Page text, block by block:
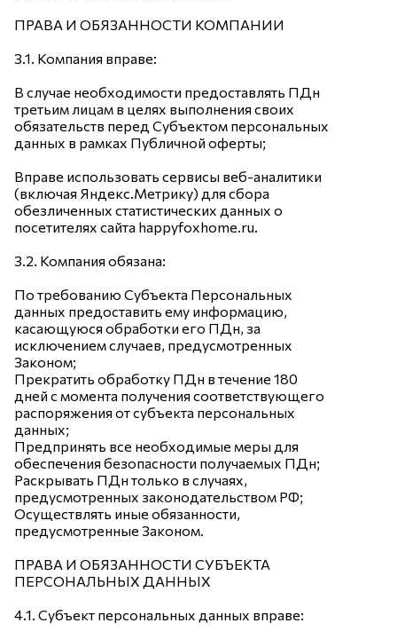
ПРАВА И ОБЯЗАННОСТИ КОМПАНИИ
3.1. Компания вправе:
В случае необходимости предоставлять ПДн
третьим лицам в целях выполнения своих
обязательств перед Субъектом персональных
данных в рамках Публичной оферты;
Вправе использовать сервисы веб-аналитики
(включая Яндекс.Метрику) для сбора
обезличенных статистических данных о
посетителях сайта happyfoxhome.ru.
3.2. Компания обязана:
По требованию Субъекта Персональных
данных предоставить ему информацию,
касающуюся обработки его ПДн, за
исключением случаев, предусмотренных
Законом;
Прекратить обработку ПДн в течение 180
дней с момента получения соответствующего
распоряжения от субъекта персональных
данных;
Предпринять все необходимые меры для
обеспечения безопасности получаемых ПДн;
Раскрывать ПДн только в случаях,
предусмотренных законодательством РФ;
Осуществлять иные обязанности,
предусмотренные Законом.
ПРАВА И ОБЯЗАННОСТИ СУБЪЕКТА
ПЕРСОНАЛЬНЫХ ДАННЫХ
4.1. Субъект персональных данных вправе: